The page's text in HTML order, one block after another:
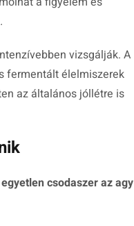
vizsgálják. A
fermentált élelmiszerek
az általános jóllétre is
csodaszer az agy